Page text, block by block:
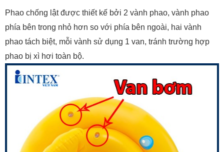
Phao chống lật được thiết kế bởi 2 vành phao, vành phao
phía bên trong nhỏ hơn so với phía bên ngoài, hai vành
phao tách biệt, mỗi vành sử dụng 1 van, tránh trường hợp
phao bị xì hơi toàn bộ.